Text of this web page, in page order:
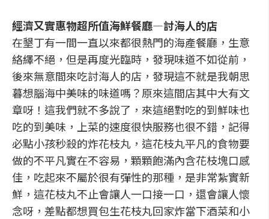
經濟又實惠物超所值海鮮餐廳―討海人的店
在墾丁有一間一直以來都很熱門的海產餐廳，生意
絡繹不絕，但是再度光臨時，發現味道不如從前，
後來無意間來吃討海人的店，發現這不就是我朝思
暮想腦海中美味的味道嗎？原來這間店其中大有文
章呀！這我們就不多說了，來這絕對吃的到鮮味也
吃的到美味，上菜的速度很快服務也很不錯，記得
必點小孩秒殺的炸花枝丸，這花枝丸平凡的食物要
做的不平凡實在不容易，顆顆飽滿內含花枝塊口感
佳，吃起來不屬於很有彈性的那種，是非常紮實新
鮮，這花枝丸不止會讓人一口接一口，還會讓人懷
念呀，差點都想買包生花枝丸回家炸當下酒菜和小